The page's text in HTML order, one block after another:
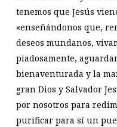
tenemos que Jesús
«enseñándonos que,
deseos mundanos,
piadosamente,
bienaventurada y la
gran Dios y Salvador
por nosotros para
purificar para sí un